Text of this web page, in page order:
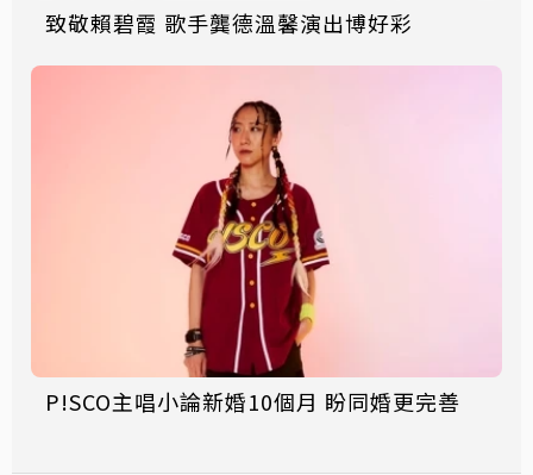
致敬賴碧霞 歌手龔德溫馨演出博好彩
P!SCO主唱小論新婚10個月 盼同婚更完善